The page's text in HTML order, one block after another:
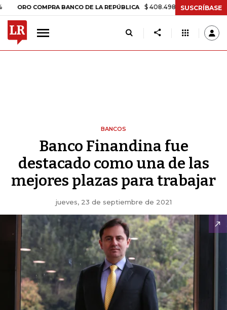
COMPRA BANCO DE LA REPÚBLICA $ 408.498,97 +$ 8.753,81 +2,19%
SUSCRÍBASE
BANCOS
Banco Finandina fue
destacado como una de las
mejores plazas para trabajar
jueves, 23 de septiembre de 2021